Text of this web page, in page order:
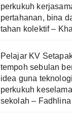
perkukuh
pertahanan, bina
tahan kolektif –
Pelajar KV
tempoh sebulan
idea guna
perkukuh
sekolah – Fadhlina